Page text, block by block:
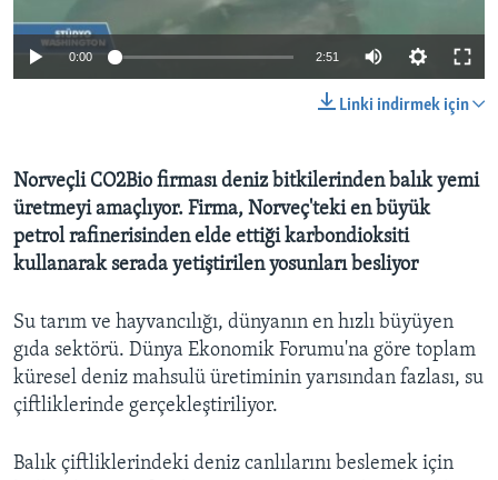
HAYATTAN
SANAT
BIZI TAKIP EDIN
0:00 2:51
Linki indirmek için
Norveçli CO2Bio firması deniz bitkilerinden balık yemi
üretmeyi amaçlıyor. Firma, Norveç'teki en büyük
petrol rafinerisinden elde ettiği karbondioksiti
kullanarak serada yetiştirilen yosunları besliyor
Su tarım ve hayvancılığı, dünyanın en hızlı büyüyen
gıda sektörü. Dünya Ekonomik Forumu'na göre toplam
küresel deniz mahsulü üretiminin yarısından fazlası, su
çiftliklerinde gerçekleştiriliyor.
Balık çiftliklerindeki deniz canlılarını beslemek için